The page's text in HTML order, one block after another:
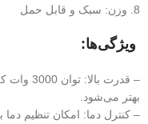
8. وزن: سبک و قابل حمل
ویژگی‌ها:
– قدرت
بهتر می‌شود.
– کنترل دما: امکان تنظیم